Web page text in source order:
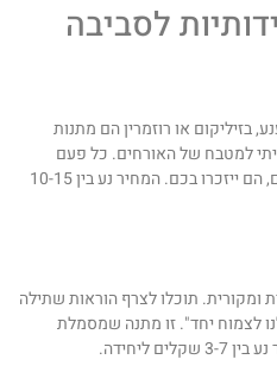
לסביבה
או רוזמרין הם מתנות
למטבח של האורחים. כל פעם
שהאורחים ישתמשו בתבלינים הטריים, הם ייזכרו בכם. המחיר נע בין 10-15
תוכלו לצרף הוראות שתילה
לצמוח יחד". זו מתנה שמסמלת